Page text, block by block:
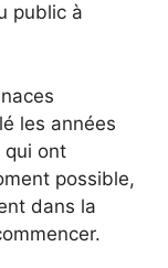
public à
les années
qui ont
possible,
dans la